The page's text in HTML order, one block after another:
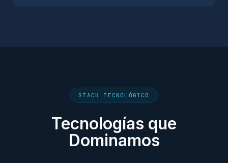
STACK TECNOLÓGICO
Tecnologías que
Dominamos